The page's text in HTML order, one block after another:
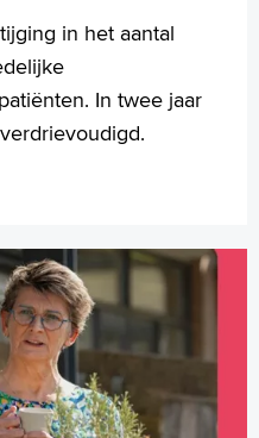
in het aantal
In twee jaar